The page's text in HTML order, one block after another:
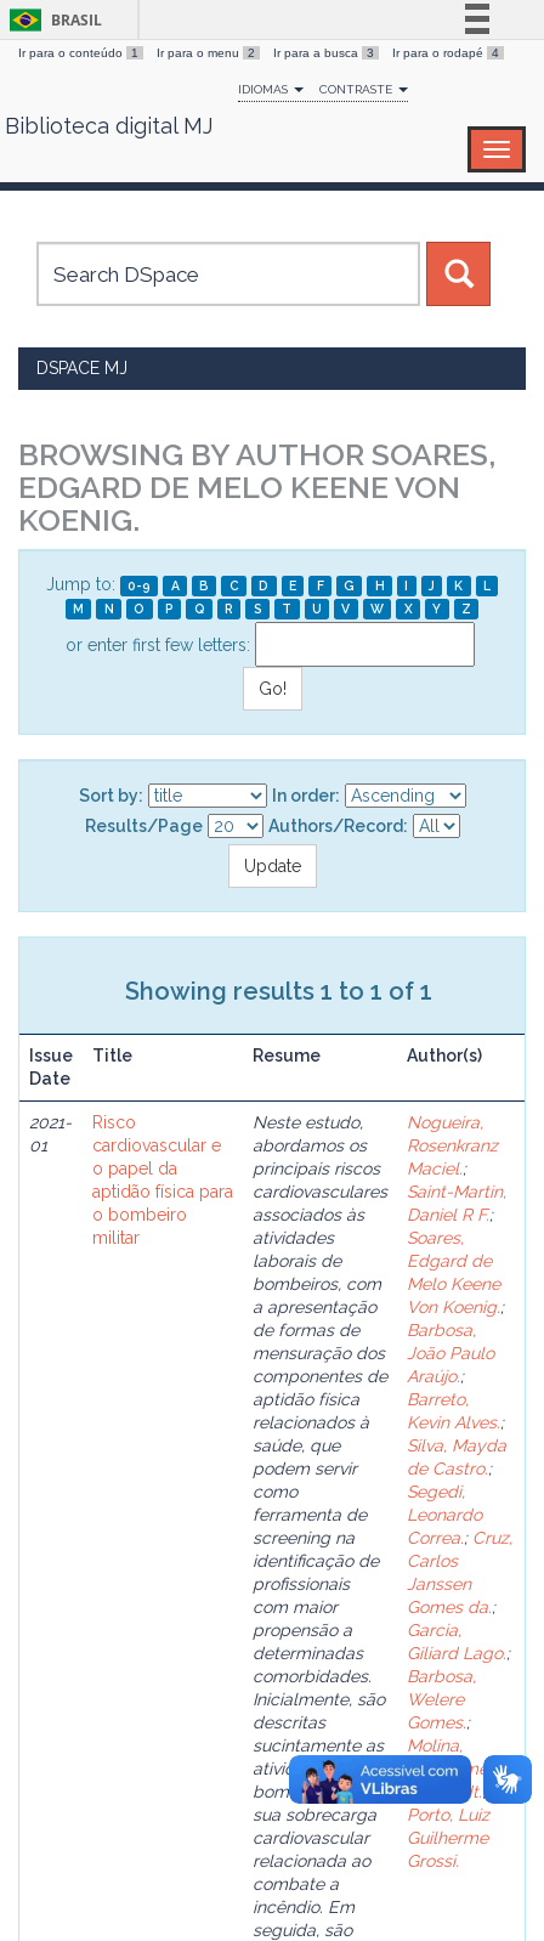
Skip
BRASIL
Simplifique!
Comunica BR
Canais
Ir para o conteúdo 1 Ir para o menu 2 Ir para a busca 3 Ir para o rodapé 4
IDIOMAS CONTRASTE
Biblioteca digital MJ
DSPACE MJ
BROWSING BY AUTHOR SOARES,
EDGARD DE MELO KEENE VON
KOENIG.
Jump to: 0-9 A B C D E F G H I J K
L
M
N O P Q R S T U V W X Y Z
or enter first few letters:
Sort by:
In order:
Results/Page
Authors/Record:
Showing results 1 to 1 of 1
Issue
Date
Title Resume Author(s)
2021-
01
Risco
cardiovascular e
o papel da
aptidão física para
o bombeiro
militar
Neste estudo,
abordamos os
principais riscos
cardiovasculares
associados às
atividades
laborais de
bombeiros, com
a apresentação
de formas de
mensuração dos
componentes de
aptidão física
relacionados à
saúde, que
podem servir
como
ferramenta de
screening na
identificação de
profissionais
com maior
propensão a
determinadas
comorbidades.
Inicialmente, são
descritas
sucintamente as
atividades de
bombeiros e a
sua sobrecarga
cardiovascular
relacionada ao
combate a
incêndio. Em
seguida, são
Nogueira,
Rosenkranz
Maciel.;
Saint-Martin,
Daniel R F.;
Soares,
Edgard de
Melo Keene
Von Koenig.;
Barbosa,
João Paulo
Araújo.;
Barreto,
Kevin Alves.;
Silva, Mayda
de Castro.;
Segedi,
Leonardo
Correa.; Cruz,
Carlos
Janssen
Gomes da.;
Garcia,
Giliard Lago.;
Barbosa,
Welere
Gomes.;
Molina,
Guilherme
Eckhardt.;
Porto, Luiz
Guilherme
Grossi.